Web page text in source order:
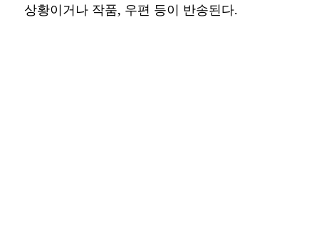
상황이거나 작품, 우편 등이 반송된다.